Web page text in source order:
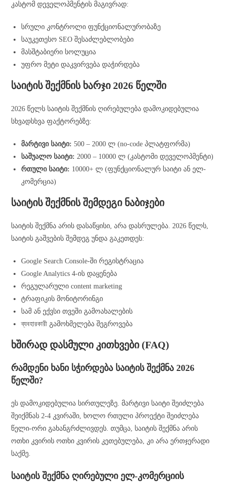
კასტომ დეველოპმენტის მაგივრად:
სრული კონტროლი ფუნქციონალურობაზე
საუკეთესო SEO შესაძლებლობები
მასშტაბიერი სოლუცია
უფრო მეტი დაკვირვება დაჭირდება
საიტის შექმნის ხარჯი 2026 წელში
2026 წელს საიტის შექმნის ღირებულება დამოკიდებულია
სხვადსხვა ფაქტორებზე:
მარტივი საიტი: 500 – 2000 ლ (no-code პლატფორმა)
საშუალო საიტი: 2000 – 10000 ლ (კასტომი დეველოპმენტი)
რთული საიტი: 10000+ ლ (ფუნქციონალურ საიტი ან ელ-
კომერცია)
საიტის შექმნის შემდეგი ნაბიჯები
საიტის შექმნა არის დასაწყისი, არა დასრულება. 2026 წელს,
საიტის გაშვების შემდეგ უნდა გაკეთდეს:
Google Search Console-ში რეგისტრაცია
Google Analytics 4-ის დაყენება
რეგულარული content marketing
ტრაფიკის მონიტორინგი
სამ ან ექვსი თვეში გამოახალების
ব্যবহারকারী გამოხმელება შეგროვება
ხშირად დასმული კითხვები (FAQ)
რამდენი ხანი სჭირდება საიტის შექმნა 2026
წელში?
ეს დამოკიდებულია სირთულეზე. მარტივი საიტი შეიძლება
შეიქმნას 2-4 კვირაში, ხოლო რთული პროექტი შეიძლება
წელი-ორი გახანგრძლივდეს. თუმცა, საიტის შექმნა არის
ოთხი კვირის ოთხი კვირის კეთებულება, კი არა ერთჯერადი
საქმე.
საიტის შექმნა ღირებული ელ-კომერციის